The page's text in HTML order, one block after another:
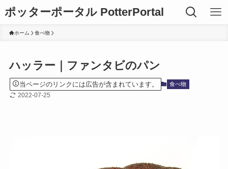
ポッターポータル PotterPortal
ホーム 食べ物
ハッラー｜ファンタビのパン
当ページのリンクには広告が含まれています。 食べ物
2022-07-25